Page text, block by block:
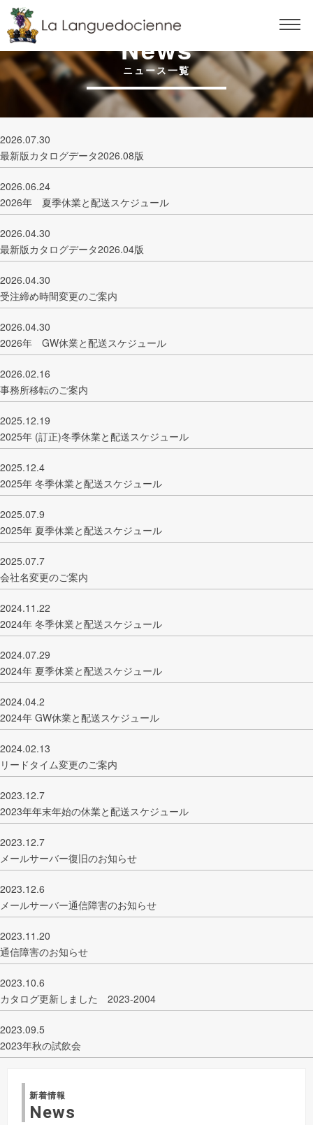
News
ニュース一覧
2026.07.30
最新版カタログデータ2026.08版
2026.06.24
2026年 夏季休業と配送スケジュール
2026.04.30
最新版カタログデータ2026.04版
2026.04.30
受注締め時間変更のご案内
2026.04.30
2026年 GW休業と配送スケジュール
2026.02.16
事務所移転のご案内
2025.12.19
2025年 (訂正)冬季休業と配送スケジュール
2025.12.4
2025年 冬季休業と配送スケジュール
2025.07.9
2025年 夏季休業と配送スケジュール
2025.07.7
会社名変更のご案内
2024.11.22
2024年 冬季休業と配送スケジュール
2024.07.29
2024年 夏季休業と配送スケジュール
2024.04.2
2024年 GW休業と配送スケジュール
2024.02.13
リードタイム変更のご案内
2023.12.7
2023年年末年始の休業と配送スケジュール
2023.12.7
メールサーバー復旧のお知らせ
2023.12.6
メールサーバー通信障害のお知らせ
2023.11.20
通信障害のお知らせ
2023.10.6
カタログ更新しました 2023-2004
2023.09.5
2023年秋の試飲会
新着情報
News